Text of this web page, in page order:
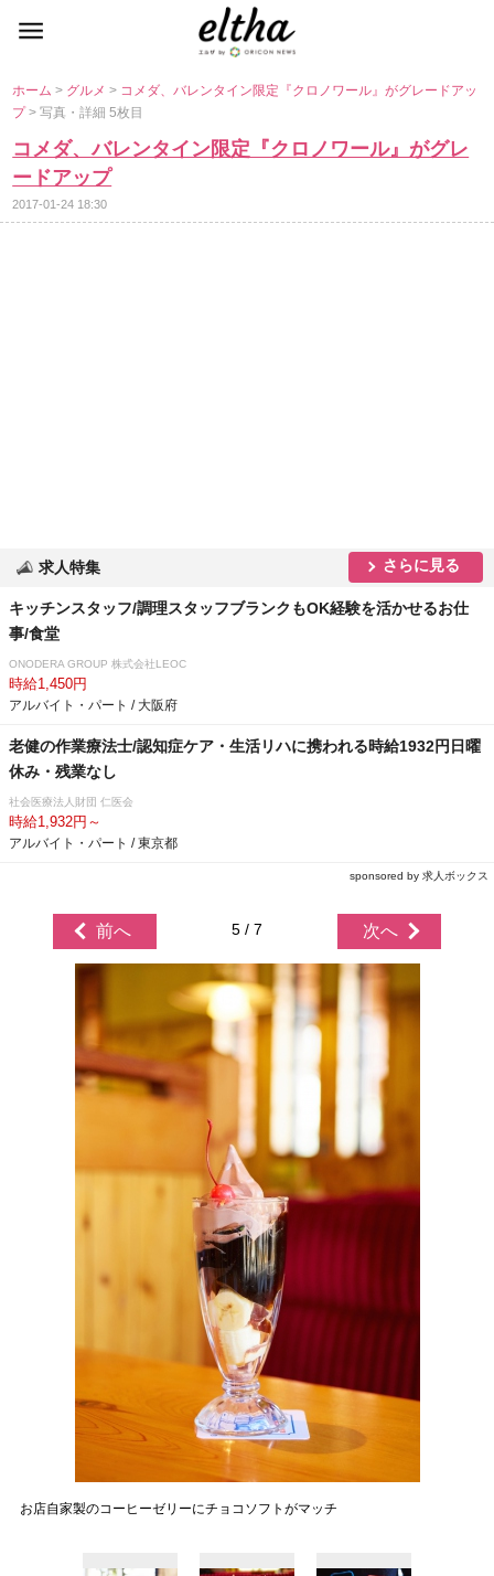
ホーム> グルメ> コメダ、バレンタイン限定『クロノワール』がグレードアッ
プ> 写真・詳細 5枚目
コメダ、バレンタイン限定『クロノワール』がグレ
ードアップ
2017-01-24 18:30
求人特集 さらに見る
キッチンスタッフ/調理スタッフブランクもOK経験を活かせるお仕
事/食堂
ONODERA GROUP 株式会社LEOC
時給1,450円
アルバイト・パート / 大阪府
老健の作業療法士/認知症ケア・生活リハに携われる時給1932円日曜
休み・残業なし
社会医療法人財団 仁医会
時給1,932円～
アルバイト・パート / 東京都
sponsored by 求人ボックス
前へ 5 / 7 次へ
お店自家製のコーヒーゼリーにチョコソフトがマッチ